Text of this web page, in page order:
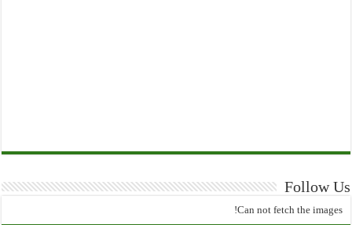
Follow Us
Can not fetch the images!